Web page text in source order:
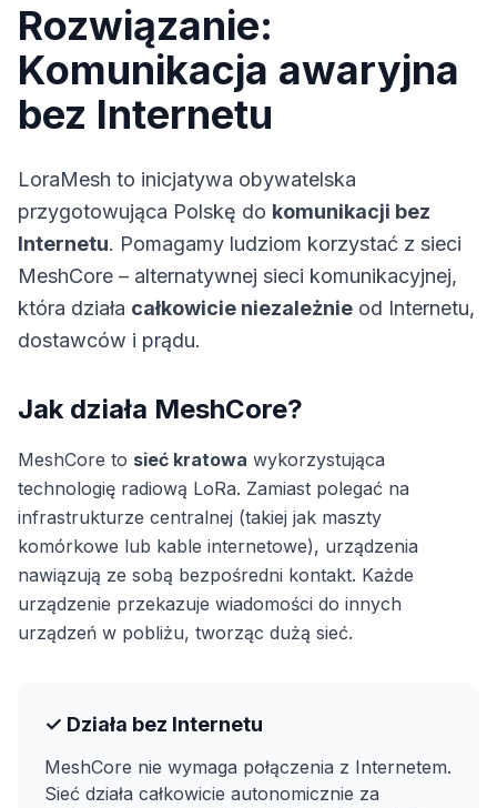
Rozwiązanie:
Komunikacja awaryjna
bez Internetu
LoraMesh to inicjatywa obywatelska
przygotowująca Polskę do komunikacji bez
Internetu. Pomagamy ludziom korzystać z sieci
MeshCore – alternatywnej sieci komunikacyjnej,
która działa całkowicie niezależnie od Internetu,
dostawców i prądu.
Jak działa MeshCore?
MeshCore to sieć kratowa wykorzystująca
technologię radiową LoRa. Zamiast polegać na
infrastrukturze centralnej (takiej jak maszty
komórkowe lub kable internetowe), urządzenia
nawiązują ze sobą bezpośredni kontakt. Każde
urządzenie przekazuje wiadomości do innych
urządzeń w pobliżu, tworząc dużą sieć.
✓ Działa bez Internetu
MeshCore nie wymaga połączenia z Internetem.
Sieć działa całkowicie autonomicznie za